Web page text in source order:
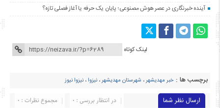
آینده خبرنگاری در عصر هوش مصنوعی؛ پایان یک حرفه یا آغاز فصلی تازه؟
لینک کوتاه
برچسب ها : خبر مهدیشهر، شهرستان مهدیشهر، نیزوا ، نیزوا نیوز
ارسال نظر شما مجموع نظرات : 0
در انتظار بررسی : 0